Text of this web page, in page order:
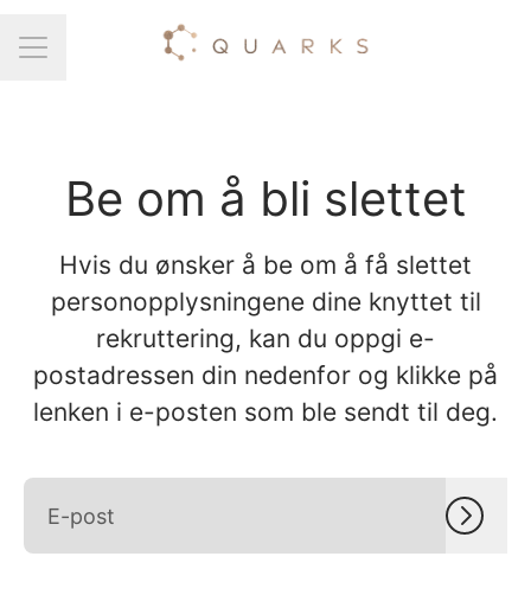
Karrieremeny
Be om å bli slettet
Hvis du ønsker å be om å få slettet
personopplysningene dine knyttet til
rekruttering, kan du oppgi e-
postadressen din nedenfor og klikke på
lenken i e-posten som ble sendt til deg.